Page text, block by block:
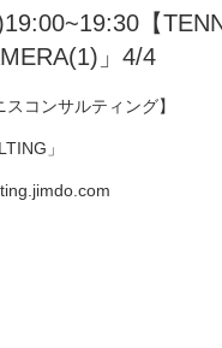
【
」4/4
スコンサルティング】
」